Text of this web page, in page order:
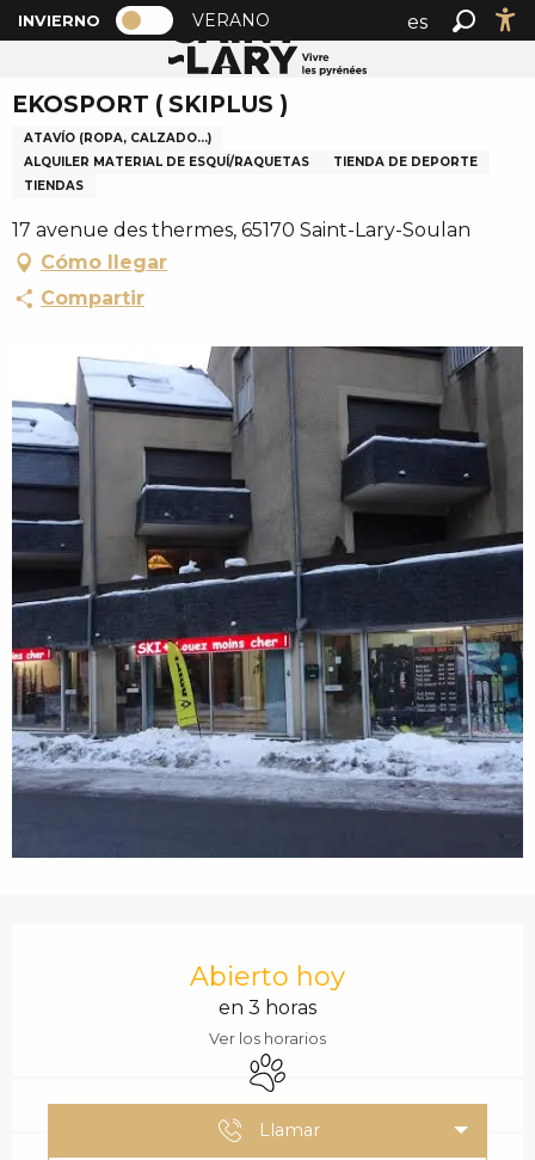
A
l
e
r
a
u
c
o
n
t
p
r
i
n
i
p
l
PAGE D’ACCUEIL ACTUELLE HIVER : PASSER EN
INVIERNO PAGE D’ACCUEIL ACTUELLE HIVER :
VERANO
es
Buscar
Inicio EKOSPORT ( SKIPLUS )
EKOSPORT ( SKIPLUS )
ATAVÍO (ROPA, CALZADO...)
ALQUILER MATERIAL DE ESQUÍ/RAQUETAS
TIENDA DE DEPORTE
TIENDAS
17 avenue des thermes, 65170 Saint-Lary-Soulan
Cómo llegar
Compartir
Abierto hoy
en 3 horas
Ver los horarios
Se aceptan animales
Llamar